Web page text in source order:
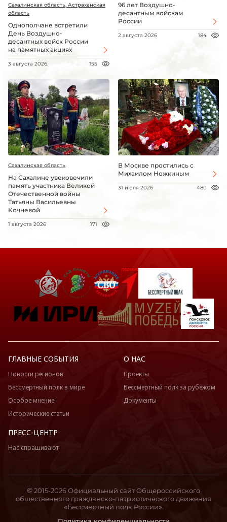
Сахалинская область, Астраханская
область
Однополчане встретили
День Воздушно-
десантных войск России
на памятных акциях
3 августа 2026 155
96 лет Воздушно-
десантным войскам
России
2 августа 2026 184
Сахалинская область
На Сахалине увековечили
память участника Великой
Отечественной войны
Татьяны Васильевны
Кочневой
1 августа 2026 171
В Москве простились с
Михаилом Ножкиным
31 июля 2026 480
ГЛАВНЫЕ СОБЫТИЯ
Новости регионов
Бессмертный полк в мире
Особое мнение
Исторические статьи
О НАС
Проекты
Бессмертный полк за рубежом
Документы
ПРЕСС-ЦЕНТР
Нас спрашивают
© 2015-2026 Официальный сайт Общероссийского
общественного гражданско-патриотического движения
«Бессмертный полк России».